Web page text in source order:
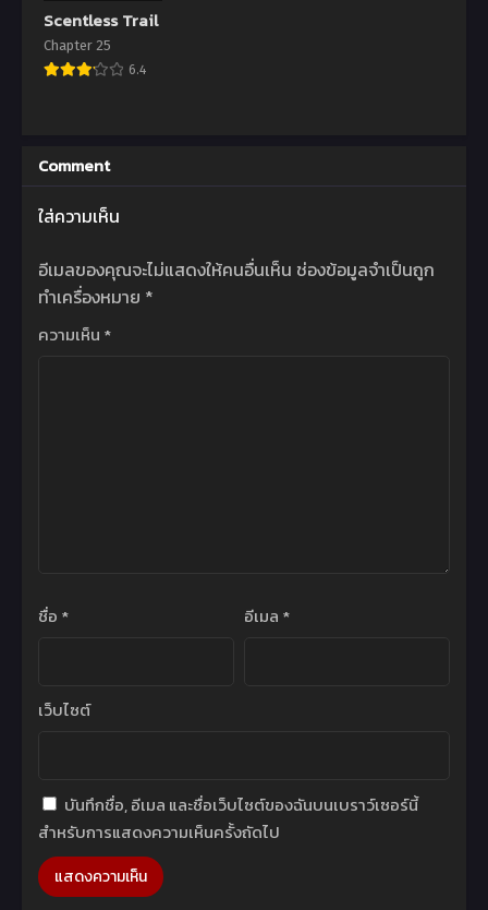
Scentless Trail
Chapter 25
6.4
Comment
ใส่ความเห็น
อีเมลของคุณจะไม่แสดงให้คนอื่นเห็น ช่องข้อมูลจำเป็นถูก
ทำเครื่องหมาย *
ความเห็น *
ชื่อ * อีเมล *
เว็บไซต์
บันทึกชื่อ, อีเมล และชื่อเว็บไซต์ของฉันบนเบราว์เซอร์นี้
สำหรับการแสดงความเห็นครั้งถัดไป